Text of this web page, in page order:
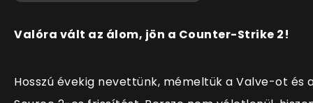
Valóra vált az álom, jön a Counter-Strike 2!
Hosszú évekig nevettünk, mémeltük a Valve-ot és